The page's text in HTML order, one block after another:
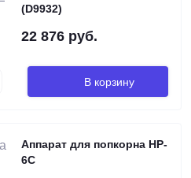
(D9932)
22 876 руб.
В корзину
Аппарат для попкорна HP-
6C